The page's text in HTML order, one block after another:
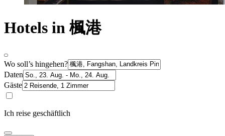
Hotels in 楓港
Wo soll’s hingehen?
Daten
Gäste
Ich reise geschäftlich